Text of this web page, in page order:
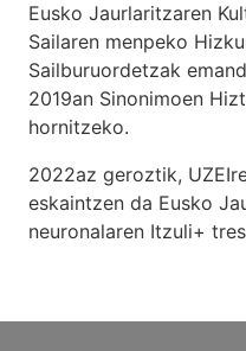
Eusko Jaurlaritzaren
Sailaren menpeko
Sailburuordetzak
2019an Sinonimoen
hornitzeko.
2022az geroztik,
eskaintzen da Eusko
neuronalaren Itzuli+